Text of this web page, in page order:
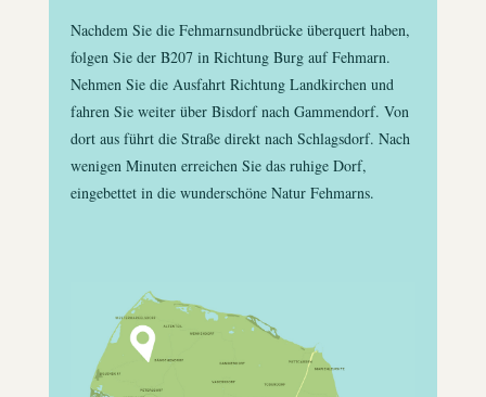
Nachdem Sie die Fehmarnsundbrücke überquert haben,
folgen Sie der B207 in Richtung Burg auf Fehmarn.
Nehmen Sie die Ausfahrt Richtung Landkirchen und
fahren Sie weiter über Bisdorf nach Gammendorf. Von
dort aus führt die Straße direkt nach Schlagsdorf. Nach
wenigen Minuten erreichen Sie das ruhige Dorf,
eingebettet in die wunderschöne Natur Fehmarns.